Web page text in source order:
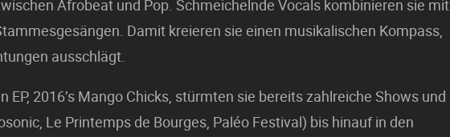
Afrobeat und Pop. Schmeichelnde Vocals kombinieren sie mit
Damit kreieren sie einen musikalischen Kompass,
ausschlägt.
EP, 2016’s Mango Chicks, stürmten sie bereits zahlreiche Shows und
Le Printemps de Bourges, Paléo Festival) bis hinauf in den